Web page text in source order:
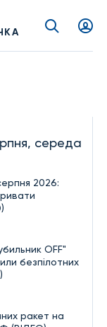
середа
2026:
OFF"
безпілотних
ракет на